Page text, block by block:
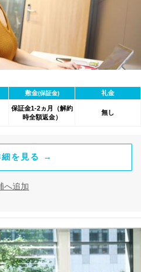
敷金(保証金) 礼金
保証金1-2ヵ月（解約
時全額返金）
無し
細を見る →
へ追加